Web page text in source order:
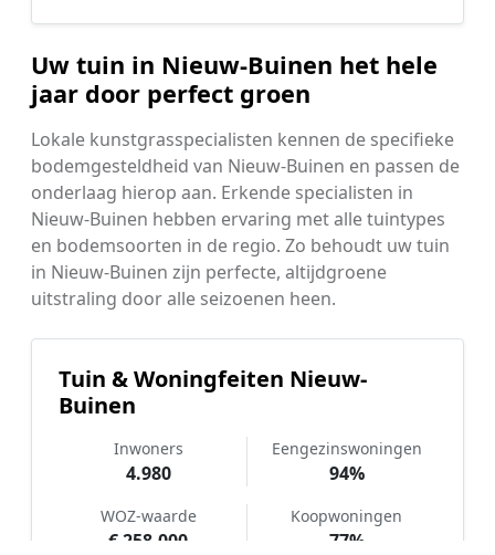
Uw tuin in Nieuw-Buinen het hele
jaar door perfect groen
Lokale kunstgrasspecialisten kennen de specifieke
bodemgesteldheid van Nieuw-Buinen en passen de
onderlaag hierop aan. Erkende specialisten in
Nieuw-Buinen hebben ervaring met alle tuintypes
en bodemsoorten in de regio. Zo behoudt uw tuin
in Nieuw-Buinen zijn perfecte, altijdgroene
uitstraling door alle seizoenen heen.
Tuin & Woningfeiten Nieuw-
Buinen
Inwoners
4.980
Eengezinswoningen
94%
WOZ-waarde
€ 258.000
Koopwoningen
77%